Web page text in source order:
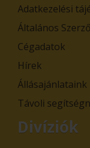
Adatkezelési
Általános
Cégadatok
Hírek
Állásajánlataink
Távoli
Divíziók